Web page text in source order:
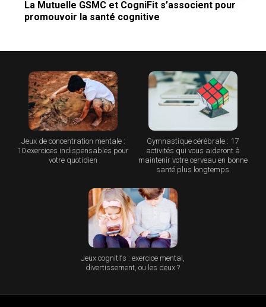
La Mutuelle GSMC et CogniFit s’associent pour
promouvoir la santé cognitive
Jeux de concentration mentale :
10 exercices indispensables pour
votre quotidien
Gymnastique cérébrale : 17
activités qui vous aideront à
maintenir votre cerveau en bonne
santé plus longtemps
Jeux cognitifs : exercice mental,
divertissement, ou les deux ?